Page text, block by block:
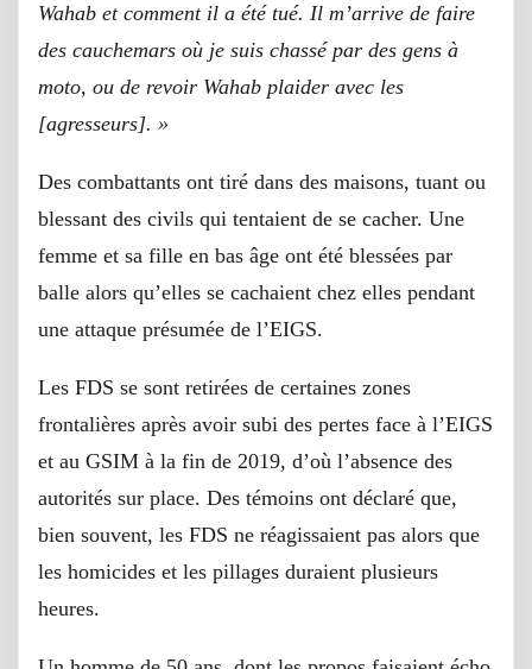
Wahab et comment il a été tué. Il m’arrive de faire
des cauchemars où je suis chassé par des gens à
moto, ou de revoir Wahab plaider avec les
[agresseurs]. »
Des combattants ont tiré dans des maisons, tuant ou
blessant des civils qui tentaient de se cacher. Une
femme et sa fille en bas âge ont été blessées par
balle alors qu’elles se cachaient chez elles pendant
une attaque présumée de l’EIGS.
Les FDS se sont retirées de certaines zones
frontalières après avoir subi des pertes face à l’EIGS
et au GSIM à la fin de 2019, d’où l’absence des
autorités sur place. Des témoins ont déclaré que,
bien souvent, les FDS ne réagissaient pas alors que
les homicides et les pillages duraient plusieurs
heures.